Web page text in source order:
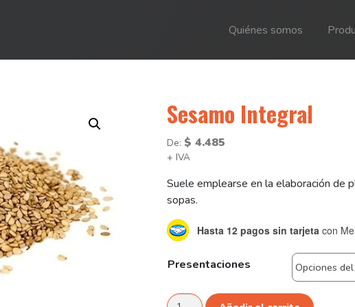
Quiénes somos
Sesamo Integral
De: $ 4.485
+ IVA
Suele emplearse en la elaboración de
sopas.
Hasta 12 pagos sin tarjeta con
Presentaciones
Sesamo